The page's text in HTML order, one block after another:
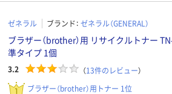
ゼネラル ブランド： ゼネラル（GENERAL）
ブラザー（brother）用 リサイクルトナー
準タイプ 1個
3.2 （13件のレビュー）
ブラザー（brother）用トナー 1位